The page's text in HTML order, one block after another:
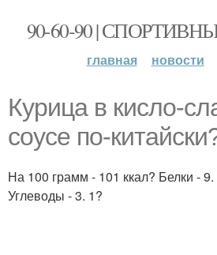
90-60-90 |
главная новости
Курица в кисло-
соусе по-
На 100 грамм - 101 ккал? Белки -
Углеводы - 3. 1?